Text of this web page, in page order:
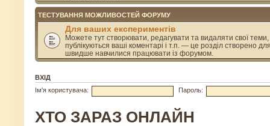
ТЕСТУВАННЯ МОЖЛИВОСТЕЙ ФОРУМУ
Для ваших експериментів
Можете тут створювати, редагувати та видаляти свої теми,
публікуються ваші коментарі і т.п. — це розділ створено
швидше навчилися працювати із форумом.
ВХІД
Ім'я користувача:
Пароль:
ХТО ЗАРАЗ ОНЛАЙН